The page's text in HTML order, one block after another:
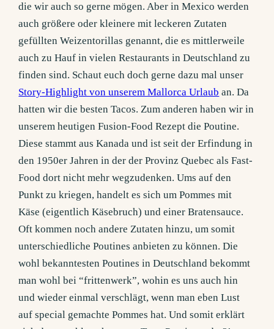
die wir auch so gerne mögen. Aber in Mexico werden
auch größere oder kleinere mit leckeren Zutaten
gefüllten Weizentorillas genannt, die es mittlerweile
auch zu Hauf in vielen Restaurants in Deutschland zu
finden sind. Schaut euch doch gerne dazu mal unser
Story-Highlight von unserem Mallorca Urlaub an. Da
hatten wir die besten Tacos. Zum anderen haben wir in
unserem heutigen Fusion-Food Rezept die Poutine.
Diese stammt aus Kanada und ist seit der Erfindung in
den 1950er Jahren in der der Provinz Quebec als Fast-
Food dort nicht mehr wegzudenken. Ums auf den
Punkt zu kriegen, handelt es sich um Pommes mit
Käse (eigentlich Käsebruch) und einer Bratensauce.
Oft kommen noch andere Zutaten hinzu, um somit
unterschiedliche Poutines anbieten zu können. Die
wohl bekanntesten Poutines in Deutschland bekommt
man wohl bei “frittenwerk”, wohin es uns auch hin
und wieder einmal verschlägt, wenn man eben Lust
auf special gemachte Pommes hat. Und somit erklärt